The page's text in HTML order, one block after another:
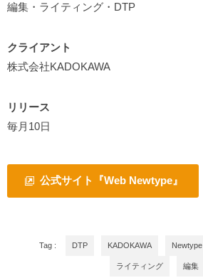
編集・ライティング・DTP
クライアント
株式会社KADOKAWA
リリース
毎月10日
公式サイト『Web Newtype』
Tag : DTP KADOKAWA Newtype
ライティング 編集